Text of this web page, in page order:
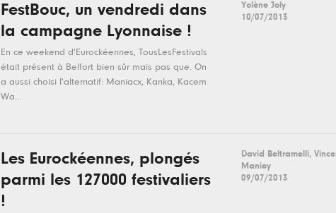
FestBouc, un vendredi dans
la campagne Lyonnaise !
En ce weekend d'Eurockéennes, TousLesFestivals
était présent à Belfort bien sûr mais pas que. On
a aussi choisi l'alternatif: Maniacx, Kanka, Kacem
Wa...
Yolène Joly
10/07/2013
Les Eurockéennes, plongés
parmi les 127000 festivaliers
!
David Beltramelli,
Maniey
09/07/2013